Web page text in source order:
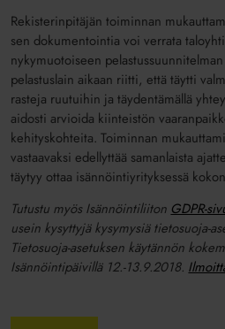
Rekisterinpitäjän toiminnan
sen dokumentointia voi verrata
nykymuotoiseen
pelastuslain aikaan riitti, että täytti
rasteja ruutuihin ja täydentämällä
aidosti arvioida kiinteistön
kehityskohteita. Toiminnan
vastaavaksi edellyttää samanlaista
täytyy ottaa isännöintiyrityksessä
Tutustu myös Isännöintiliiton GDPR-
usein kysyttyjä kysymysiä tietosuoja-
Tietosuoja-asetuksen käytännön
Isännöintipäivillä 12.-13.9.2018.